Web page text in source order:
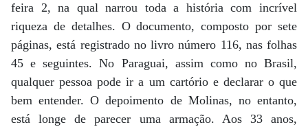
feira 2, na qual narrou toda a história com incrível
riqueza de detalhes. O documento, composto por sete
páginas, está registrado no livro número 116, nas folhas
45 e seguintes. No Paraguai, assim como no Brasil,
qualquer pessoa pode ir a um cartório e declarar o que
bem entender. O depoimento de Molinas, no entanto,
está longe de parecer uma armação. Aos 33 anos,